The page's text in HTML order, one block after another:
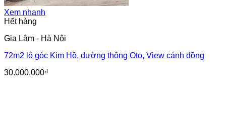
Xem nhanh
Hết hàng
Gia Lâm - Hà Nội
72m2 lô góc Kim Hồ, đường thông Oto, View cánh đồng
30.000.000₫